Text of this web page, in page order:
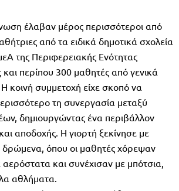
έλαβαν μέρος περισσότεροι από
από τα ειδικά δημοτικά σχολεία
της Περιφερειακής Ενότητας
περίπου 300 μαθητές από γενικά
κοινή συμμετοχή είχε σκοπό να
τη συνεργασία μεταξύ
δημιουργώντας ένα περιβάλλον
αποδοχής. Η γιορτή ξεκίνησε με
δρώμενα, όπου οι μαθητές χόρεψαν
και συνέχισαν με μπότσια,
αθλήματα.